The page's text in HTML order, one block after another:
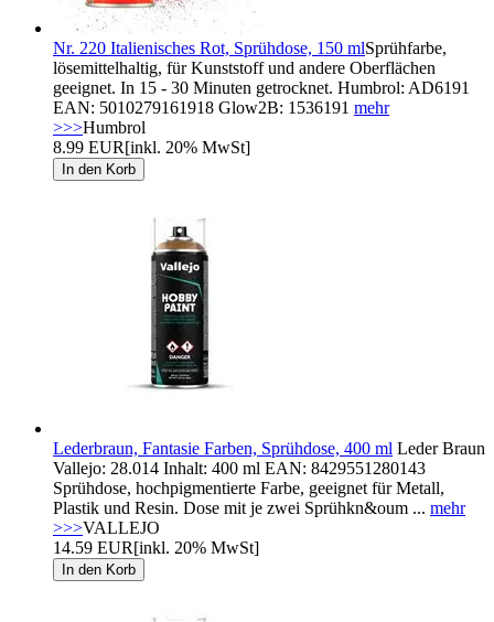
Nr. 220 Italienisches Rot, Sprühdose, 150 mlSprühfarbe,
lösemittelhaltig, für Kunststoff und andere Oberflächen
geeignet. In 15 - 30 Minuten getrocknet. Humbrol: AD6191
EAN: 5010279161918 Glow2B: 1536191 mehr
>>>Humbrol
8.99 EUR[inkl. 20% MwSt]
Lederbraun, Fantasie Farben, Sprühdose, 400 ml Leder Braun
Vallejo: 28.014 Inhalt: 400 ml EAN: 8429551280143
Sprühdose, hochpigmentierte Farbe, geeignet für Metall,
Plastik und Resin. Dose mit je zwei Sprühkn&oum ... mehr
>>>VALLEJO
14.59 EUR[inkl. 20% MwSt]